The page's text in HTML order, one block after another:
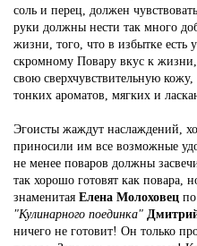
соль и перец, должен
руки должны нести так много
жизни, того, что в избытке есть
скромному Повару вкус к жизни,
свою сверхчувствительную
тонких ароматов, мягких и
Эгоисты жаждут наслаждений,
приносили им все возможные
не менее поваров должны
так хорошо готовят как повара,
знаменитая Елена Молоховец
"Кулинарного поединка"
ничего не готовит! Он только